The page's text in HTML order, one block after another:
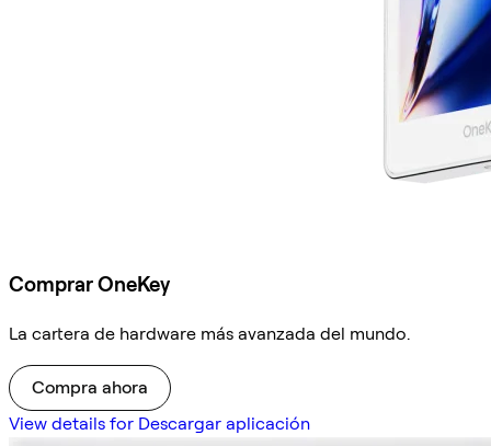
Comprar OneKey
La cartera de hardware más avanzada del mundo.
Compra ahora
View details for Descargar aplicación